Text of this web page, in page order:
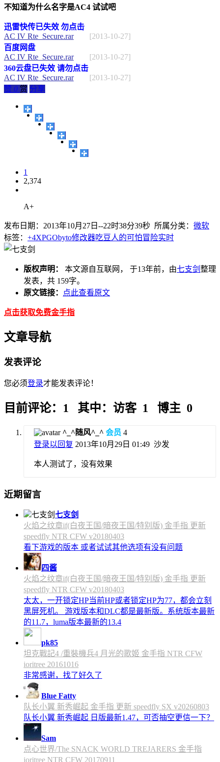
不知道为什么名字是AC4 试试吧
迅雷快传已失效 勿点击
AC IV Rte_Secure.rar
[2013-10-27]
百度网盘
AC IV Rte_Secure.rar
[2013-10-27]
360云盘已失效 请勿点击
AC IV Rte_Secure.rar
[2013-10-27]
赞 0 赏 分享
1
2,374
A+
发布日期：2013年10月27日--22时38分39秒 所属分类： 微软
标签： +4XPGObyto修改器吃豆人的可怕冒险实时
版权声明： 本文源自互联网， 于13年前，由七支剑 整理
发表，共 159字。
原文链接：
点此查看原文
点击获取免费金手指
文章导航
发表评论
您必须登录才能发表评论！
目前评论：1 其中：访客 1 博主 0
^_^随风^_^ 会员 4
登录以回复 2013年10月29日 01:49 沙发
本人测试了，没有效果
近期留言
七支剑
火焰之纹章if(白夜王国/暗夜王国/特别版) 金手指 更新
speedfly NTR CFW v20180403
看下游戏的版本 或者试试其他选项有没有问题
四酱
火焰之纹章if(白夜王国/暗夜王国/特别版) 金手指 更新
speedfly NTR CFW v20180403
太太，一开锁定HP当前HP或者锁定HP为77，都会立刻
黑屏死机。 游戏版本和DLC都是最新版。系统版本最新
的11.7，luma版本最新的13.4
pk85
坦克戰記4 /重裝機兵4 月光的歌姬 金手指 NTR CFW
ioritree 20161016
非常感谢，找了好久了
Blue Fatty
队长小翼 新秀崛起 金手指 更新 speedfly SX v20260803
队长小翼 新秀崛起 日版最新1.47，可否抽空更信一下？
Sam
点心世界/The SNACK WORLD TREJARERS 金手指
ioritree NTR CFW 20170911